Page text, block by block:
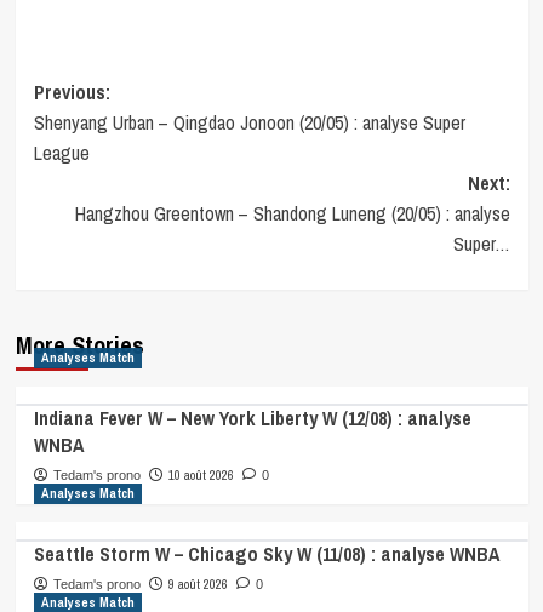
Post
navigation
Previous:
Shenyang Urban – Qingdao Jonoon (20/05) : analyse Super
League
Next:
Hangzhou Greentown – Shandong Luneng (20/05) : analyse
Super…
More Stories
Analyses Match
Indiana Fever W – New York Liberty W (12/08) : analyse
WNBA
Tedam's prono 10 août 2026 0
Analyses Match
Seattle Storm W – Chicago Sky W (11/08) : analyse WNBA
Tedam's prono 9 août 2026 0
Analyses Match